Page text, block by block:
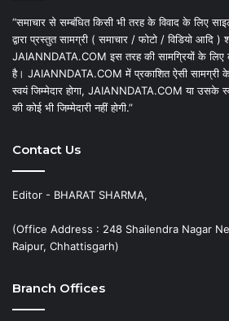
“समाचार से सम्बंधित किसी भी तरह के विवाद के लिए
द्वारा प्रस्तुत सामग्री ( समाचार / फोटो / विडियो आदि )
JAIANNDATA.COM इस तरह की सामग्रियों के लिए
है। JAIANNDATA.COM में प्रकाशित ऐसी सामग्री
स्वयं जिम्मेदार होगा, JAIANNDATA.COM या उसके
की कोई भी जिम्मेदारी नहीं होगी.”
Contact Us
Editor - BHARAT SHARMA,
(Office Address : 248 Shailendra Nagar
Raipur, Chhattisgarh)
Branch Offices